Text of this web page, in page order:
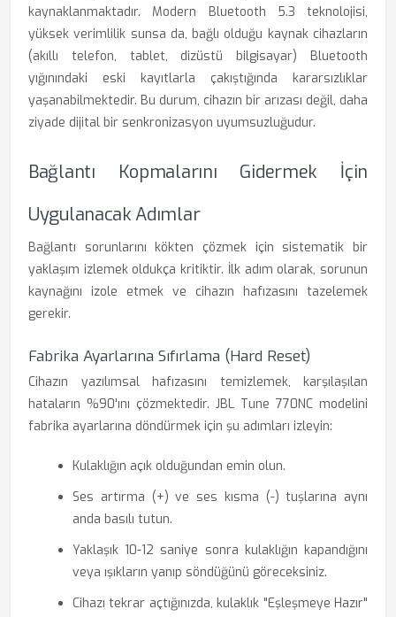
kaynaklanmaktadır. Modern Bluetooth 5.3 teknolojisi,
yüksek verimlilik sunsa da, bağlı olduğu kaynak cihazların
(akıllı telefon, tablet, dizüstü bilgisayar) Bluetooth
yığınındaki eski kayıtlarla çakıştığında kararsızlıklar
yaşanabilmektedir. Bu durum, cihazın bir arızası değil, daha
ziyade dijital bir senkronizasyon uyumsuzluğudur.
Bağlantı Kopmalarını Gidermek İçin
Uygulanacak Adımlar
Bağlantı sorunlarını kökten çözmek için sistematik bir
yaklaşım izlemek oldukça kritiktir. İlk adım olarak, sorunun
kaynağını izole etmek ve cihazın hafızasını tazelemek
gerekir.
Fabrika Ayarlarına Sıfırlama (Hard Reset)
Cihazın yazılımsal hafızasını temizlemek, karşılaşılan
hataların %90'ını çözmektedir. JBL Tune 770NC modelini
fabrika ayarlarına döndürmek için şu adımları izleyin:
Kulaklığın açık olduğundan emin olun.
Ses artırma (+) ve ses kısma (-) tuşlarına aynı
anda basılı tutun.
Yaklaşık 10-12 saniye sonra kulaklığın kapandığını
veya ışıkların yanıp söndüğünü göreceksiniz.
Cihazı tekrar açtığınızda, kulaklık "Eşleşmeye Hazır"